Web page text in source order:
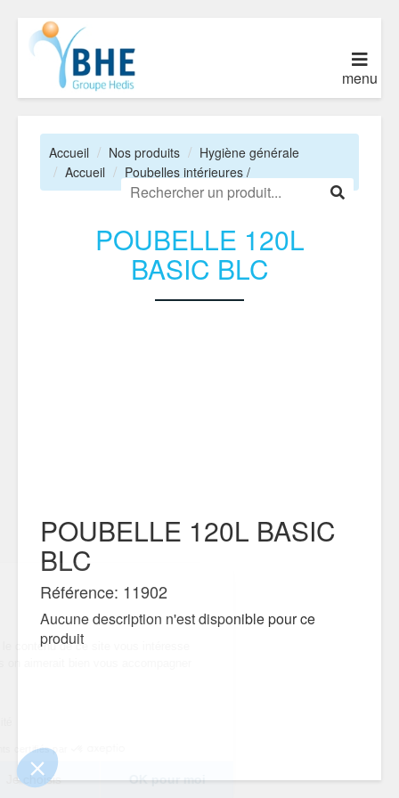
que le contenu de ce
certifiés par
Je choisis OK pour moi
menu
Accueil Nos produits
Hygiène générale
Accueil
Poubelles intérieures /
POUBELLE 120L
BASIC BLC
POUBELLE 120L BASIC
BLC
Référence: 11902
Aucune description n'est disponible pour ce
produit